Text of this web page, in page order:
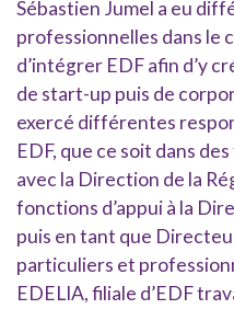
Sébastien Jumel a eu
professionnelles dans le
d’intégrer EDF afin d’y
de start-up puis de
exercé différentes
EDF, que ce soit dans
avec la Direction de la
fonctions d’appui à la
puis en tant que
particuliers et
EDELIA, filiale d’EDF